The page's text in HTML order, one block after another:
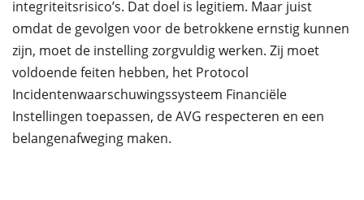
integriteitsrisico’s. Dat doel is legitiem. Maar juist
omdat de gevolgen voor de betrokkene ernstig kunnen
zijn, moet de instelling zorgvuldig werken. Zij moet
voldoende feiten hebben, het Protocol
Incidentenwaarschuwingssysteem Financiële
Instellingen toepassen, de AVG respecteren en een
belangenafweging maken.